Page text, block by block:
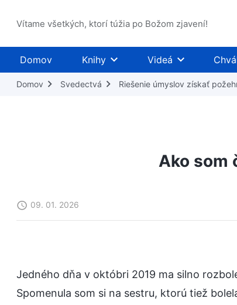
Vítame všetkých, ktorí túžia po Božom zjavení!
Domov Knihy Videá
Domov Svedectvá Riešenie úmyslov získať
Ako som
09. 01. 2026
Jedného dňa v októbri 2019 ma silno
Spomenula som si na sestru, ktorú tiež